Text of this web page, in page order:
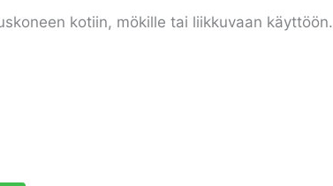
kotiin, mökille tai liikkuvaan käyttöön.